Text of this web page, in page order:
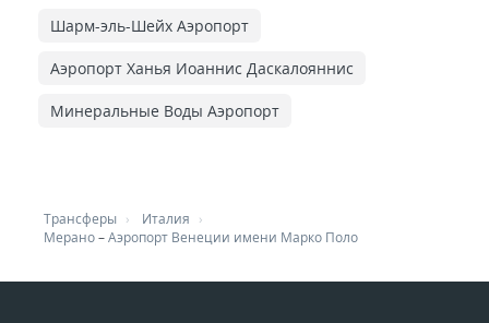
Шарм-эль-Шейх Аэропорт
Аэропорт Ханья Иоаннис Даскалояннис
Минеральные Воды Аэропорт
Трансферы
Италия
Мерано–Аэропорт Венеции имени Марко Поло